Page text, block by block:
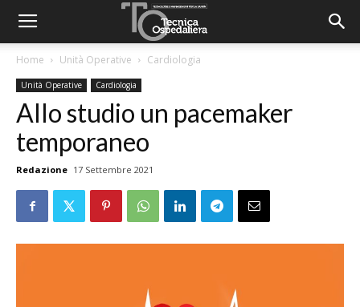
Home Unità Operative Cardiologia
Unità Operative Cardiologia
Allo studio un pacemaker
temporaneo
Redazione 17 Settembre 2021